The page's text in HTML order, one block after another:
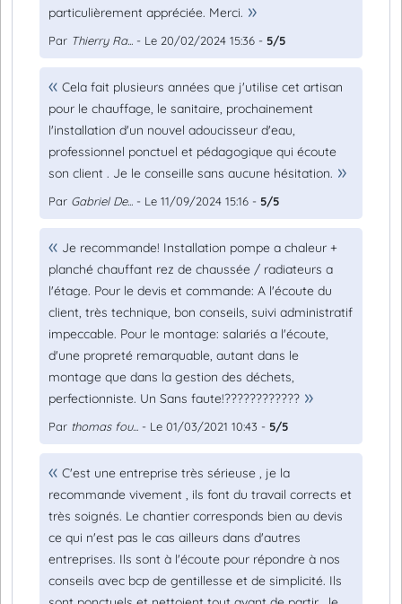
particulièrement appréciée. Merci.
Par Thierry Ra... - Le 20/02/2024 15:36 - 5/5
Cela fait plusieurs années que j'utilise cet artisan
pour le chauffage, le sanitaire, prochainement
l'installation d'un nouvel adoucisseur d'eau,
professionnel ponctuel et pédagogique qui écoute
son client . Je le conseille sans aucune hésitation.
Par Gabriel De... - Le 11/09/2024 15:16 - 5/5
Je recommande! Installation pompe a chaleur +
planché chauffant rez de chaussée / radiateurs a
l'étage. Pour le devis et commande: A l'écoute du
client, très technique, bon conseils, suivi administratif
impeccable. Pour le montage: salariés a l'écoute,
d'une propreté remarquable, autant dans le
montage que dans la gestion des déchets,
perfectionniste. Un Sans faute!????????????
Par thomas fou... - Le 01/03/2021 10:43 - 5/5
C'est une entreprise très sérieuse , je la
recommande vivement , ils font du travail corrects et
très soignés. Le chantier corresponds bien au devis
ce qui n'est pas le cas ailleurs dans d'autres
entreprises. Ils sont à l'écoute pour répondre à nos
conseils avec bcp de gentillesse et de simplicité. Ils